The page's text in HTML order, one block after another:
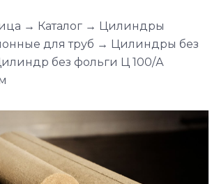
→ Каталог → Цилиндры
для труб → Цилиндры без
без фольги Ц 100/А